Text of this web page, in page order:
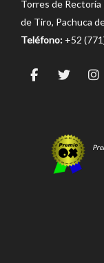
Torres de Rectoría
de Tiro, Pachuca
Teléfono: +52